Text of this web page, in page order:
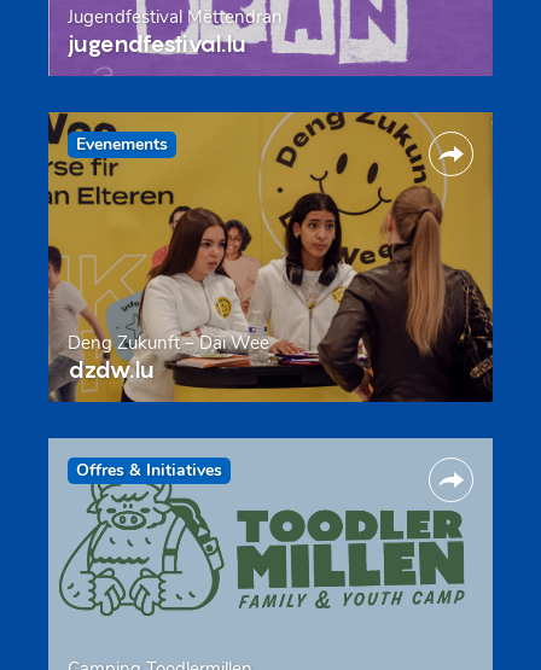
Jugendfestival Mëttendran
jugendfestival.lu
Evenements
Deng Zukunft – Däi Wee
dzdw.lu
Offres & Initiatives